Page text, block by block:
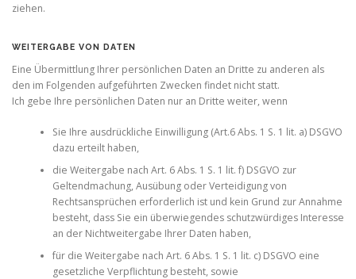
ziehen.
WEITERGABE VON DATEN
Eine Übermittlung Ihrer persönlichen Daten an Dritte zu anderen als
den im Folgenden aufgeführten Zwecken findet nicht statt.
Ich gebe Ihre persönlichen Daten nur an Dritte weiter, wenn
Sie Ihre ausdrückliche Einwilligung (Art.6 Abs. 1 S. 1 lit. a) DSGVO
dazu erteilt haben,
die Weitergabe nach Art. 6 Abs. 1 S. 1 lit. f) DSGVO zur
Geltendmachung, Ausübung oder Verteidigung von
Rechtsansprüchen erforderlich ist und kein Grund zur Annahme
besteht, dass Sie ein überwiegendes schutzwürdiges Interesse
an der Nichtweitergabe Ihrer Daten haben,
für die Weitergabe nach Art. 6 Abs. 1 S. 1 lit. c) DSGVO eine
gesetzliche Verpflichtung besteht, sowie